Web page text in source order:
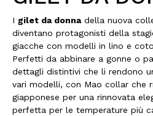
I gilet da donnadella nuova
diventano protagonisti della
giacche con modelli in lino e
Perfetti da abbinare a gonne o
dettagli distintivi che li rendono
vari modelli, con Mao collar che
giapponese per una rinnovata
perfetta per le temperature più